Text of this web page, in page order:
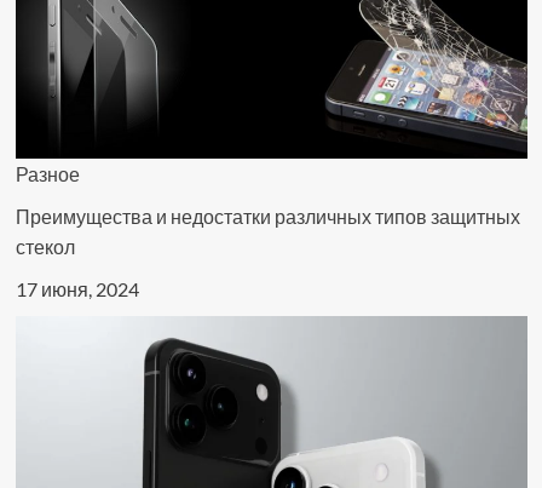
Разное
Преимущества и недостатки различных типов защитных
стекол
17 июня, 2024